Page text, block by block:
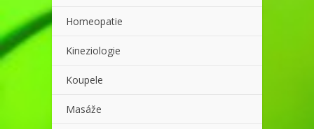
Homeopatie
Kineziologie
Koupele
Masáže